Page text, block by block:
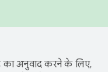
का अनुवाद करने के लिए,